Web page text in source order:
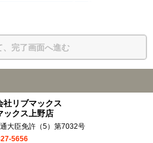
、完了画面へ進む
社リブマックス
ックス上野店
大臣免許（5）第7032号
5656